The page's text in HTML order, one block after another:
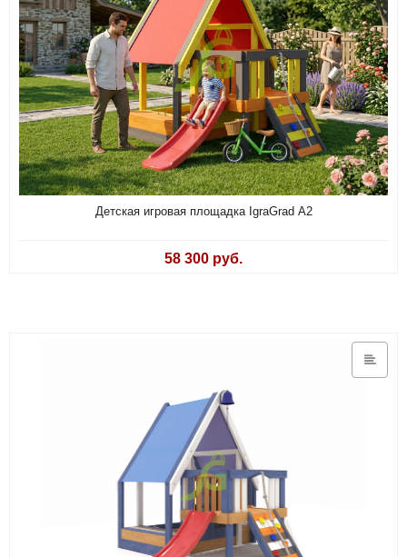
Детская игровая площадка IgraGrad А2
58 300 руб.
IgraGrad Домик
IgraGrad Песочница
Игруня
IgraGrad Старт
IgraGrad для общественных мест
Игровые домики